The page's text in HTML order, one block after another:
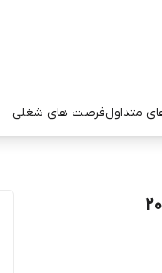
متداولفرصت های شغلی